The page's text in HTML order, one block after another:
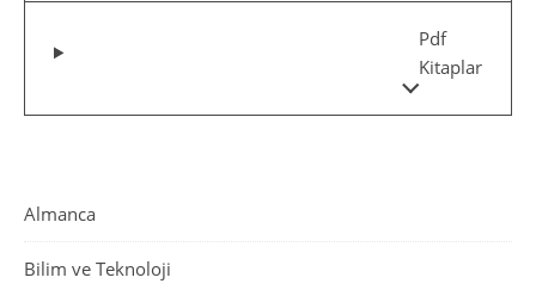
Pdf
Kitaplar
Almanca
Bilim ve Teknoloji